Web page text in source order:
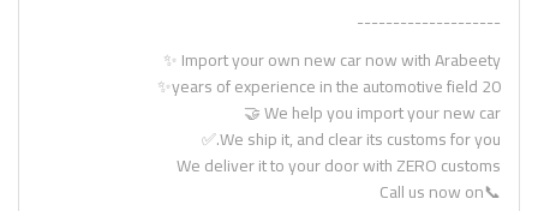
--------------------
Import your own new car now with Arabeety ✨
20 years of experience in the automotive field✨
We help you import your new car 🤝
We ship it, and clear its customs for you.✅
We deliver it to your door with ZERO customs
📞Call us now on